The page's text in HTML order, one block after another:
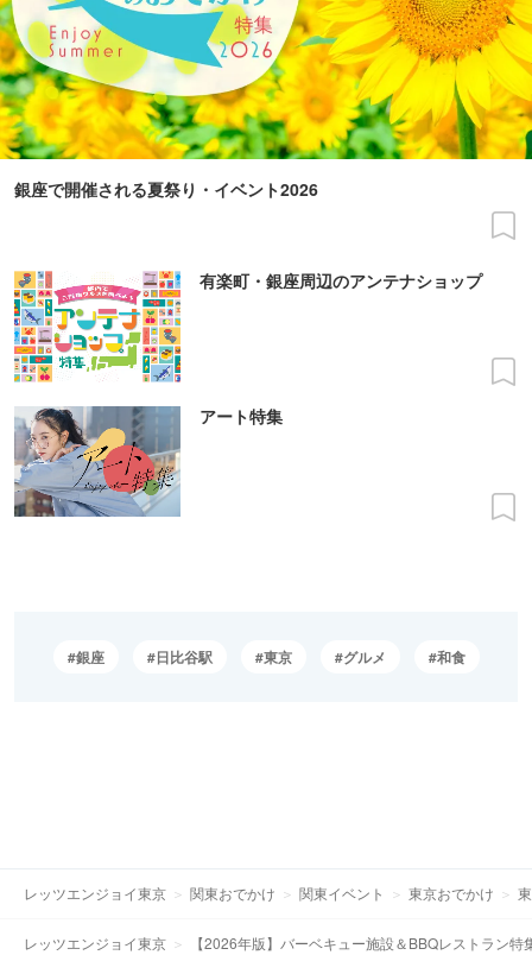
銀座で開催される夏祭り・イベント2026
有楽町・銀座周辺のアンテナショップ
アート特集
銀座 日比谷駅 東京 グルメ 和食
レッツエンジョイ東京 関東おでかけ 関東イベント 東京おでかけ
レッツエンジョイ東京 【2026年版】バーベキュー施設＆BBQレストラン特